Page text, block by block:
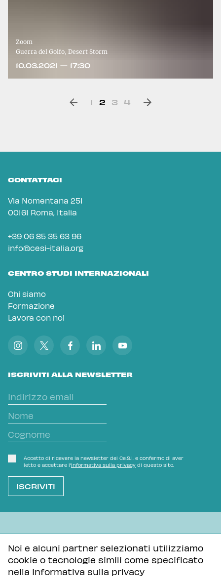
Noi e alcuni partner selezionati utilizziamo
cookie o tecnologie simili come specificato
nella Informativa sulla privacy
Zoom
Guerra del Golfo, Desert Storm
10.03.2021 — 17:30
1 2 3 4
CONTATTACI
Via Nomentana 251
00161 Roma, Italia
+39 06 85 35 63 96
info@cesi-italia.org
CENTRO STUDI INTERNAZIONALI
Chi siamo
Formazione
Lavora con noi
ISCRIVITI ALLA NEWSLETTER
Accetto di ricevere la newsletter del Ce.S.I. e confermo di aver
letto e accettare l'Informativa sulla privacy di questo sito.
Informativa sulla privacy
Tutti i contenuti di questa pagina sono distribuiti con
licenza Creative Commons Attribuzione - Condividi allo